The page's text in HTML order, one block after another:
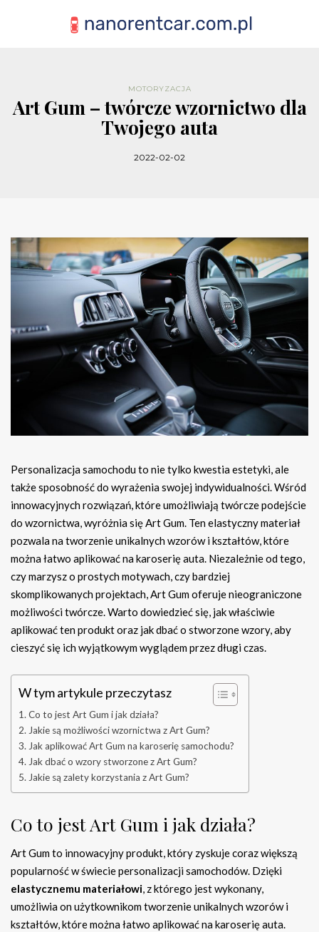
MOTORYZACJA
Art Gum – twórcze wzornictwo dla
Twojego auta
2022-02-02
Personalizacja samochodu to nie tylko kwestia estetyki, ale
także sposobność do wyrażenia swojej indywidualności. Wśród
innowacyjnych rozwiązań, które umożliwiają twórcze podejście
do wzornictwa, wyróżnia się Art Gum. Ten elastyczny materiał
pozwala na tworzenie unikalnych wzorów i kształtów, które
można łatwo aplikować na karoserię auta. Niezależnie od tego,
czy marzysz o prostych motywach, czy bardziej
skomplikowanych projektach, Art Gum oferuje nieograniczone
możliwości twórcze. Warto dowiedzieć się, jak właściwie
aplikować ten produkt oraz jak dbać o stworzone wzory, aby
cieszyć się ich wyjątkowym wyglądem przez długi czas.
W tym artykule przeczytasz
Co to jest Art Gum i jak działa?
Jakie są możliwości wzornictwa z Art Gum?
Jak aplikować Art Gum na karoserię samochodu?
Jak dbać o wzory stworzone z Art Gum?
Jakie są zalety korzystania z Art Gum?
Co to jest Art Gum i jak działa?
Art Gum to innowacyjny produkt, który zyskuje coraz większą
popularność w świecie personalizacji samochodów. Dzięki
elastycznemu materiałowi, z którego jest wykonany,
umożliwia on użytkownikom tworzenie unikalnych wzorów i
kształtów, które można łatwo aplikować na karoserię auta.